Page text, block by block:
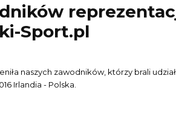
Sport.pl
naszych zawodników, którzy brali